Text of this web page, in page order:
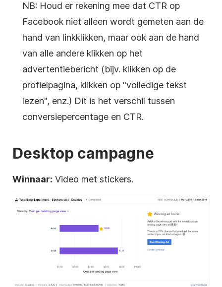
NB: Houd er rekening mee dat CTR op
Facebook niet alleen wordt gemeten aan de
hand van linkklikken, maar ook aan de hand
van alle andere klikken op het
advertentiebericht (bijv. klikken op de
profielpagina, klikken op "volledige tekst
lezen", enz.) Dit is het verschil tussen
conversiepercentage en CTR.
Desktop campagne
Winnaar: Video met stickers.